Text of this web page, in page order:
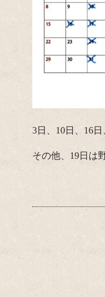
3日、10日、16
その他、19日は